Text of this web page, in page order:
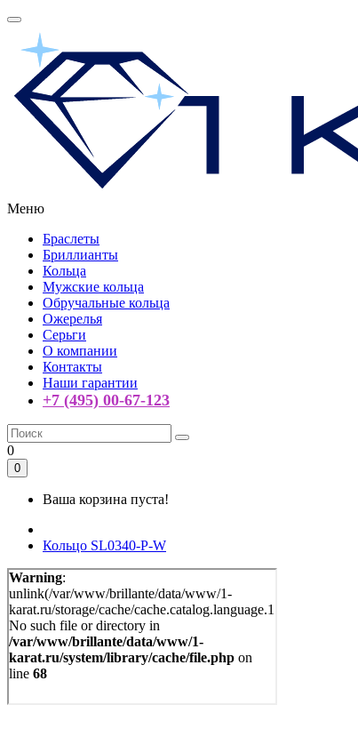
Меню
Браслеты
Бриллианты
Кольца
Мужские кольца
Обручальные кольца
Ожерелья
Серьги
О компании
Контакты
Наши гарантии
+7 (495) 00-67-123
0
0
Ваша корзина пуста!
Кольцо SL0340-P-W